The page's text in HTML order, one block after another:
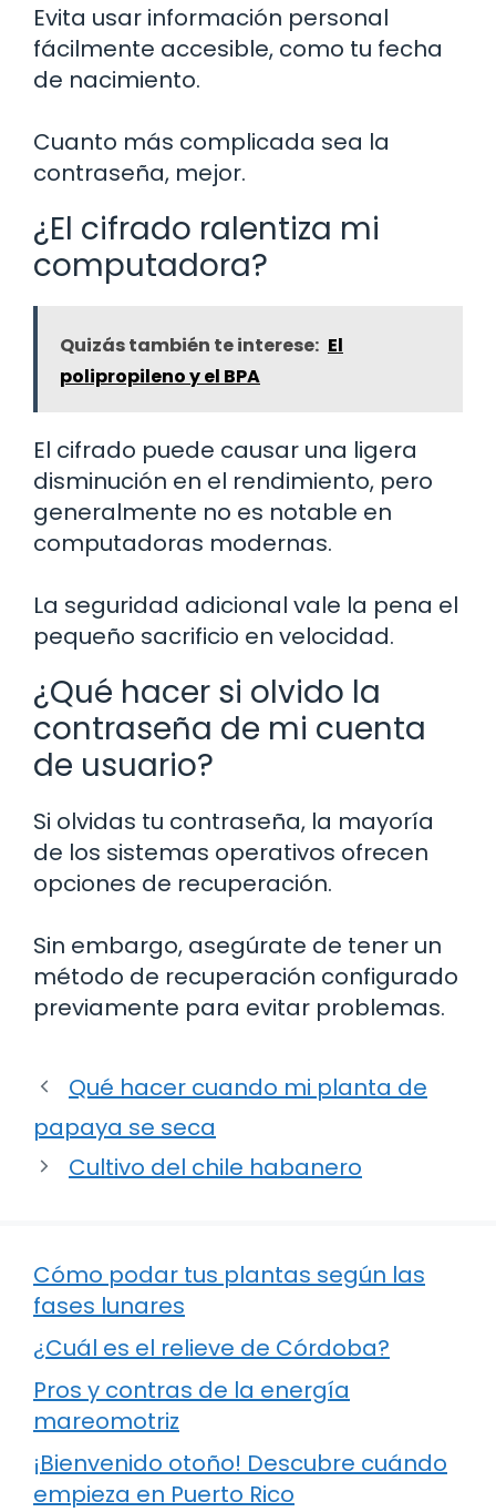
Evita usar información personal
fácilmente accesible, como tu fecha
de nacimiento.
Cuanto más complicada sea la
contraseña, mejor.
¿El cifrado ralentiza mi
computadora?
Quizás también te interese: El
polipropileno y el BPA
El cifrado puede causar una ligera
disminución en el rendimiento, pero
generalmente no es notable en
computadoras modernas.
La seguridad adicional vale la pena el
pequeño sacrificio en velocidad.
¿Qué hacer si olvido la
contraseña de mi cuenta
de usuario?
Si olvidas tu contraseña, la mayoría
de los sistemas operativos ofrecen
opciones de recuperación.
Sin embargo, asegúrate de tener un
método de recuperación configurado
previamente para evitar problemas.
Qué hacer cuando mi planta de
papaya se seca
Cultivo del chile habanero
Cómo podar tus plantas según las
fases lunares
¿Cuál es el relieve de Córdoba?
Pros y contras de la energía
mareomotriz
¡Bienvenido otoño! Descubre cuándo
empieza en Puerto Rico